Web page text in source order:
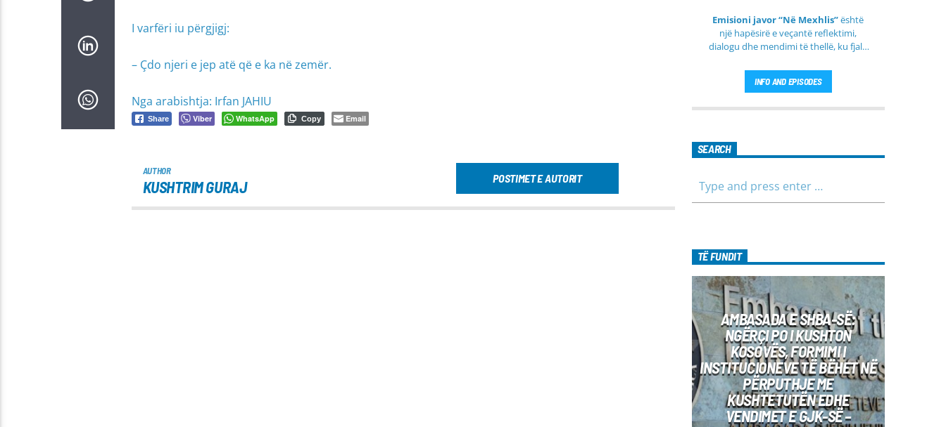
I varfëri iu përgjigj:
– Çdo njeri e jep atë që e ka në zemër.
Nga arabishtja: Irfan JAHIU
Share Viber WhatsApp Copy Email
AUTHOR
KUSHTRIM GURAJ POSTIMET E AUTORIT
Emisioni javor “Në Mexhlis”është
një hapësirë e veçantë reflektimi,
dialogu dhe mendimi të thellë, ku fjala
kuptim të veçantë. Ky emision
transmetohetdrejtpërdrejt çdo të
formë komunikimi të hapur, të qetë
INFO AND EPISODES
SEARCH
TË FUNDIT
AMBASADA E SHBA-SË:
NGËRÇI PO I KUSHTON
KOSOVËS, FORMIMI I
INSTITUCIONEVE TË BËHET NË
PËRPUTHJE ME
KUSHTETUTËN EDHE
VENDIMET E GJK-SË –